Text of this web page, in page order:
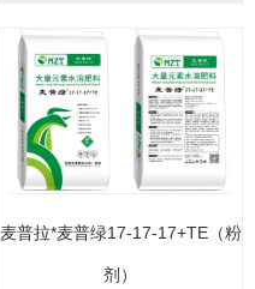
麦普拉*麦普绿17-17-17+TE（粉
剂）